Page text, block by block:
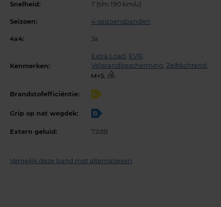
Snelheid: T (t/m 190 km/u)
Seizoen: 4-seizoensbanden
4x4: Ja
Kenmerken:
Extra Load , EVR,
Velgrandbescherming, Zelfdichtend ,
,
Brandstofefficiëntie: C
Grip op nat wegdek: B
Extern geluid: 72dB
Vergelijk deze band met alternatieven